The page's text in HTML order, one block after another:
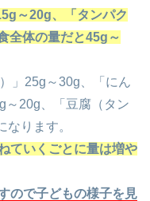
～20g、「タンパク
全体の量だと45g ～
」25g～30g、「にん
～20g、「豆腐（タン
ります。
ていくごとに量は増や
ので子どもの様子を見